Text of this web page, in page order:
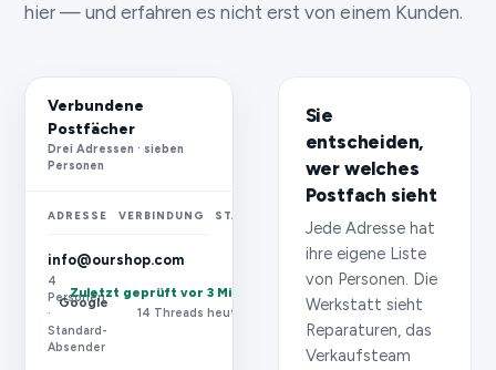
hier — und erfahren es nicht erst von einem Kunden.
Verbundene
Postfächer
Drei Adressen · sieben
Personen
ADRESSE VERBINDUNG STATUS
info@ourshop.com
4
Personen
·
Standard-
Absender
Google
Zuletzt geprüft vor 3 Min.
14 Threads heute
Sie
entscheiden,
wer welches
Postfach sieht
Jede Adresse hat
ihre eigene Liste
von Personen. Die
Werkstatt sieht
Reparaturen, das
Verkaufsteam